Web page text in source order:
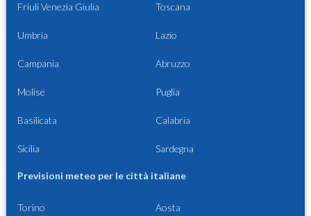
Friuli Venezia Giulia Toscana
Umbria Lazio
Campania Abruzzo
Molise Puglia
Basilicata Calabria
Sicilia Sardegna
Previsioni meteo per le città italiane
Torino Aosta